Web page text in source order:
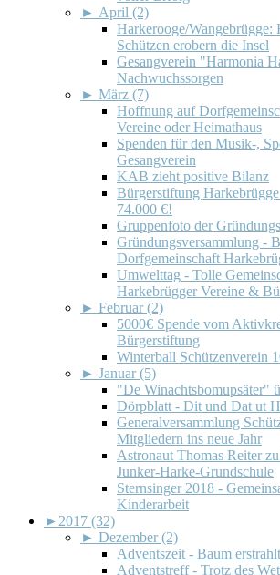
► April (2)
Harkerooge/Wangebrügge:
Schützen erobern die Insel
Gesangverein "Harmonia
Nachwuchssorgen
► März (7)
Hoffnung auf
Vereine oder Heimathaus
Spenden für den Musik-,
Gesangverein
KAB zieht positive Bilanz
Bürgerstiftung
74.000 €!
Gruppenfoto der
Gründungsversammlung -
Dorfgemeinschaft
Umwelttag - Tolle
Harkebrügger Vereine &
► Februar (2)
5000€ Spende vom
Bürgerstiftung
Winterball Schützenverein
► Januar (5)
"De Winachtsbomupsäter"
Dörpblatt - Dit und Dat ut
Generalversammlung
Mitgliedern ins neue Jahr
Astronaut Thomas Reiter
Junker-Harke-Grundschule
Sternsinger 2018 -
Kinderarbeit
► 2017 (32)
► Dezember (2)
Adventszeit - Baum
Adventstreff - Trotz des